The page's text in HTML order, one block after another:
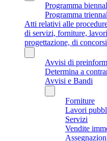
Programma
Programma
Atti relativi alle
di servizi, forniture,
progettazione, di
Avvisi di
Determina a
Avvisi e Bandi
Forniture
Lavori
Servizi
Vendite